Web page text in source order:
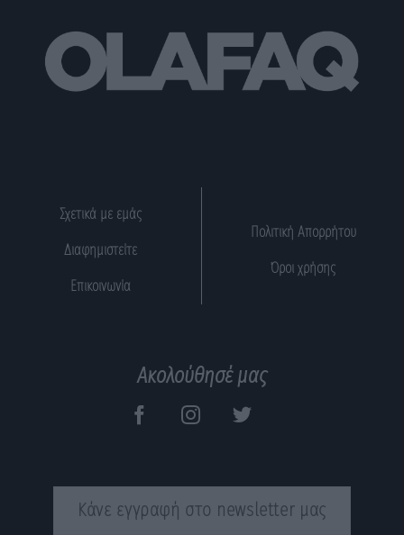
Σχετικά με εμάς
Διαφημιστείτε
Επικοινωνία
Πολιτική Απορρήτου
Όροι χρήσης
Ακολούθησέ μας
Κάνε εγγραφή στο newsletter μας